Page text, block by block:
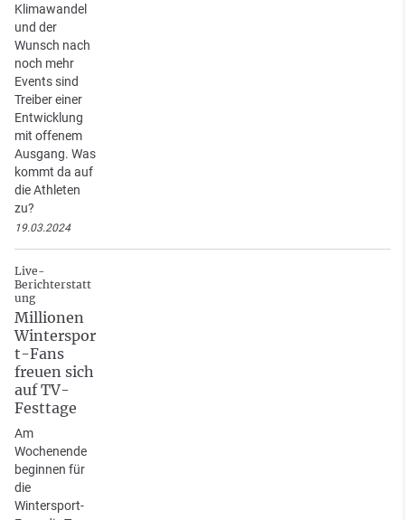
Klimawandel
und der
Wunsch nach
noch mehr
Events sind
Treiber einer
Entwicklung
mit offenem
Ausgang. Was
kommt da auf
die Athleten
zu?
19.03.2024
Live-
Berichterstatt
ung
Millionen
Winterspor
t-Fans
freuen sich
auf TV-
Festtage
Am
Wochenende
beginnen für
die
Wintersport-